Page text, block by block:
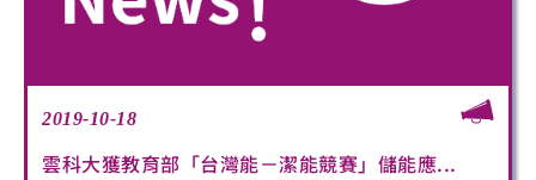
2019-10-18
雲科大獲教育部「台灣能－潔能競賽」儲能應...